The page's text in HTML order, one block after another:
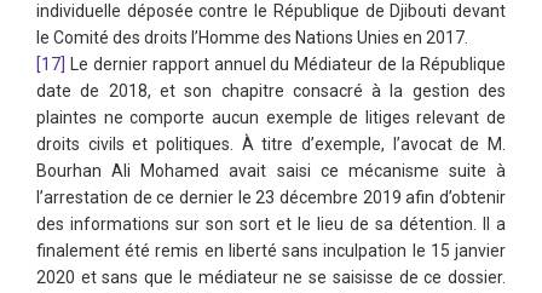
individuelle déposée contre le République de Djibouti devant
le Comité des droits l’Homme des Nations Unies en 2017.
[17]
Le dernier rapport annuel du Médiateur de la République
date de 2018, et son chapitre consacré à la gestion des
plaintes ne comporte aucun exemple de litiges relevant de
droits civils et politiques. À titre d’exemple, l’avocat de M.
Bourhan Ali Mohamed avait saisi ce mécanisme suite à
l’arrestation de ce dernier le 23 décembre 2019 afin d’obtenir
des informations sur son sort et le lieu de sa détention. Il a
finalement été remis en liberté sans inculpation le 15 janvier
2020 et sans que le médiateur ne se saisisse de ce dossier.